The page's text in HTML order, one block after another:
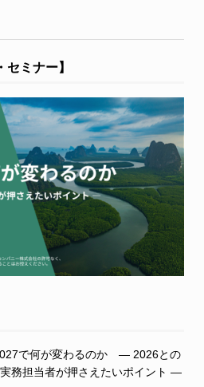
セミナー】
で何が変わるのか ― 2026との
務担当者が押さえたいポイント ―